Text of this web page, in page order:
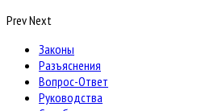
PrevNext
Законы
Разъяснения
Вопрос-Ответ
Руководства